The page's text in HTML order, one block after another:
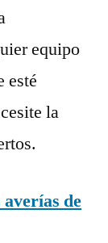
equipo
esté
la
de